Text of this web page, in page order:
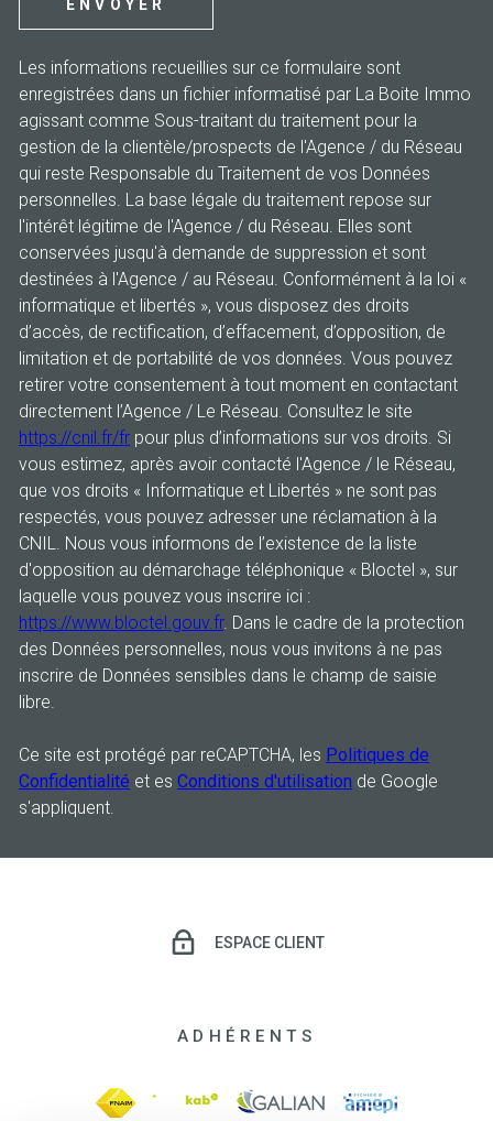
ENVOYER
Les informations recueillies sur ce formulaire sont
enregistrées dans un fichier informatisé par La Boite Immo
agissant comme Sous-traitant du traitement pour la
gestion de la clientèle/prospects de l'Agence / du Réseau
qui reste Responsable du Traitement de vos Données
personnelles. La base légale du traitement repose sur
l'intérêt légitime de l'Agence / du Réseau. Elles sont
conservées jusqu'à demande de suppression et sont
destinées à l'Agence / au Réseau. Conformément à la loi «
informatique et libertés », vous disposez des droits
d’accès, de rectification, d’effacement, d’opposition, de
limitation et de portabilité de vos données. Vous pouvez
retirer votre consentement à tout moment en contactant
directement l’Agence / Le Réseau. Consultez le site
https://cnil.fr/fr pour plus d’informations sur vos droits. Si
vous estimez, après avoir contacté l'Agence / le Réseau,
que vos droits « Informatique et Libertés » ne sont pas
respectés, vous pouvez adresser une réclamation à la
CNIL. Nous vous informons de l’existence de la liste
d'opposition au démarchage téléphonique « Bloctel », sur
laquelle vous pouvez vous inscrire ici :
https://www.bloctel.gouv.fr. Dans le cadre de la protection
des Données personnelles, nous vous invitons à ne pas
inscrire de Données sensibles dans le champ de saisie
libre.
Ce site est protégé par reCAPTCHA, les Politiques de
Confidentialité et es Conditions d'utilisation de Google
s'appliquent.
ESPACE CLIENT
ADHÉRENTS